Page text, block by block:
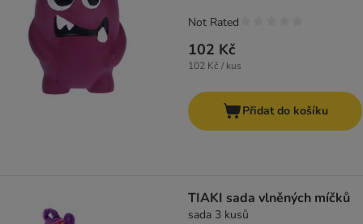
102 Kč
102 Kč / kus
Not Rated
Přidat do košíku
TIAKI sada vlněných míčků
sada 3 kusů